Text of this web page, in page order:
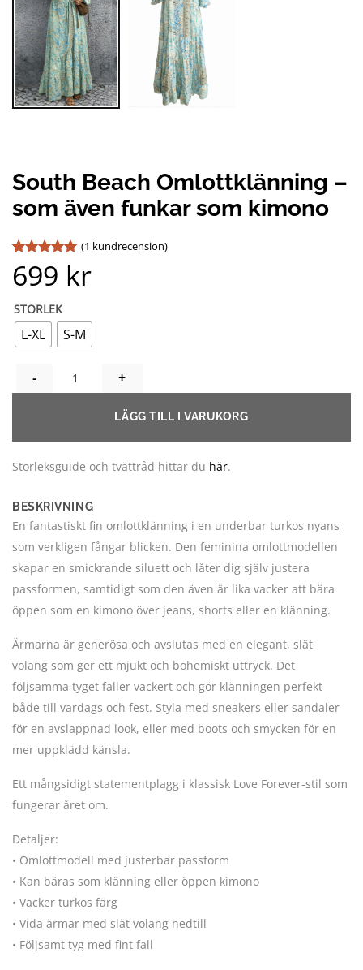
South Beach Omlottklänning –
som även funkar som kimono
Betygsatt 5
av 5
1
kundrecension
(1 kundrecension)
699 kr
STORLEK
L-XL S-M
SOUTH BEACH OMLOTTKLÄNNING - SOM ÄVEN FUNKAR
LÄGG TILL I VARUKORG
Storleksguide och tvättråd hittar du här.
BESKRIVNING
En fantastiskt fin omlottklänning i en underbar turkos nyans
som verkligen fångar blicken. Den feminina omlottmodellen
skapar en smickrande siluett och låter dig själv justera
passformen, samtidigt som den även är lika vacker att bära
öppen som en kimono över jeans, shorts eller en klänning.
Ärmarna är generösa och avslutas med en elegant, slät
volang som ger ett mjukt och bohemiskt uttryck. Det
följsamma tyget faller vackert och gör klänningen perfekt
både till vardags och fest. Styla med sneakers eller sandaler
för en avslappnad look, eller med boots och smycken för en
mer uppklädd känsla.
Ett mångsidigt statementplagg i klassisk Love Forever-stil som
fungerar året om.
Detaljer:
• Omlottmodell med justerbar passform
• Kan bäras som klänning eller öppen kimono
• Vacker turkos färg
• Vida ärmar med slät volang nedtill
• Följsamt tyg med fint fall